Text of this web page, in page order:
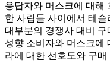
응답자와 머스크에 대해
한 사람들 사이에서 테
대부분의 경쟁사 대비
성향 소비자와 머스크에
라에 대한 선호도와 구